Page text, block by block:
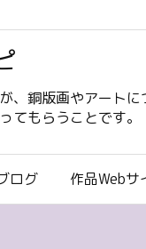
、銅版画やアート
てもらうことです。
ログ 作品Webサ